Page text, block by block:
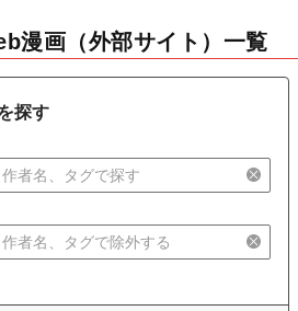
漫画（外部サイト）一覧
探す